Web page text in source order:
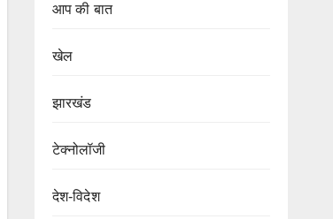
आप की बात
खेल
झारखंड
टेक्नोलॉजी
देश-विदेश